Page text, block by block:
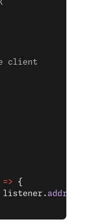
client
=> {
listener. address